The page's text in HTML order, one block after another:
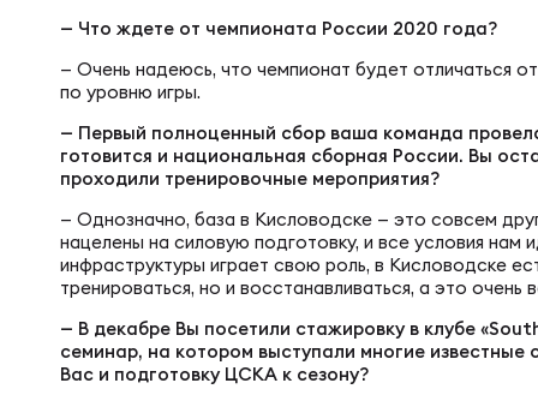
— Что ждете от чемпионата России 2020 года?
— Очень надеюсь, что чемпионат будет отличаться
по уровню игры.
— Первый полноценный сбор ваша команда
готовится и национальная сборная России. Вы
проходили тренировочные мероприятия?
— Однозначно, база в Кисловодске — это совсем
нацелены на силовую подготовку, и все условия нам
инфраструктуры играет свою роль, в Кисловодске
тренироваться, но и восстанавливаться, а это очень
— В декабре Вы посетили стажировку в клубе
семинар, на котором выступали многие известные
Вас и подготовку ЦСКА к сезону?